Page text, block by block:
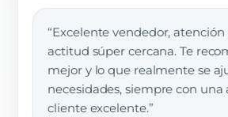
“Excelente vendedor,
actitud súper cercana. Te
mejor y lo que realmente se
necesidades, siempre con una
cliente excelente.”